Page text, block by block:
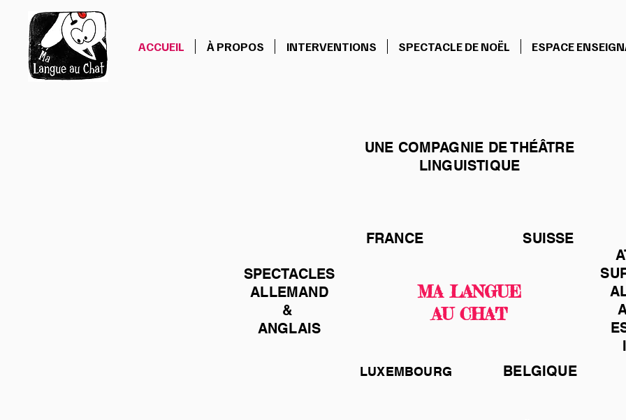
ACCUEIL À PROPOS INTERVENTIONS SPECTACLE DE NOËL ESPACE
MA LANGUE
AU CHAT
SPECTACLES
ALLEMAND
&
ANGLAIS
UNE COMPAGNIE DE THÉÂTRE
LINGUISTIQUE
FRANCE SUISSE
BELGIQUE
LUXEMBOURG